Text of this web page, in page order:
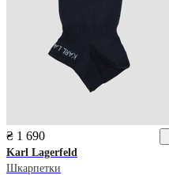
₴ 1 690
Karl Lagerfeld
Шкарпетки